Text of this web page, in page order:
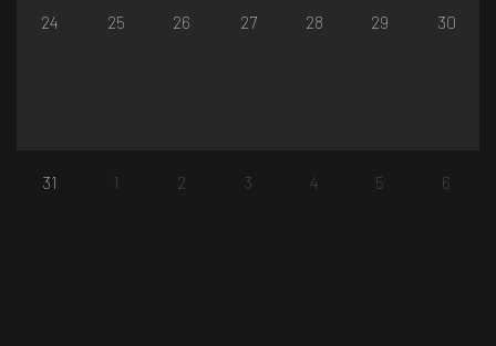
24 25 26 27 28 29 30
31 1 2 3 4 5 6